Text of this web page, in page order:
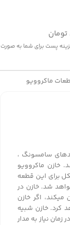
تومان شود هزینه پست برای شما به صورت
ماکروویو
برندهای سامسونگ ،
خازن ماکروویو
برای این قطعه
شد. خازن در
میکند، اگر خازن
کرد. خازن شبیه
نیاز به مدار